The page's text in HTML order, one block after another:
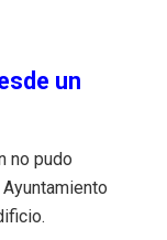
un
no pudo